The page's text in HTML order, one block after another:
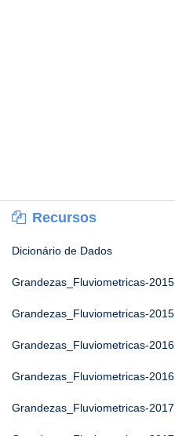
Recursos
Dicionário de Dados
Grandezas_Fluviometricas-2015
Grandezas_Fluviometricas-2015
Grandezas_Fluviometricas-2016
Grandezas_Fluviometricas-2016
Grandezas_Fluviometricas-2017